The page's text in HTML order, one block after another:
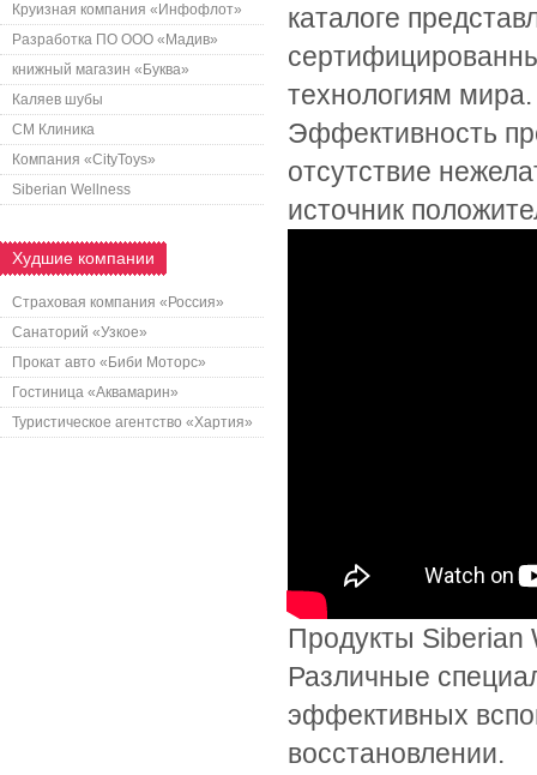
Круизная компания «Инфофлот»
Разработка ПО ООО «Мадив»
книжный магазин «Буква»
Каляев шубы
СМ Клиника
Компания «CityToys»
Siberian Wellness
Худшие компании
Страховая компания «Россия»
Санаторий «Узкое»
Прокат авто «Биби Моторс»
Гостиница «Аквамарин»
Туристическое агентство «Хартия»
каталоге
технологиям мира.
Эффективность
отсутствие
источник
Продукты
Различные
эффективных
восстановлении.